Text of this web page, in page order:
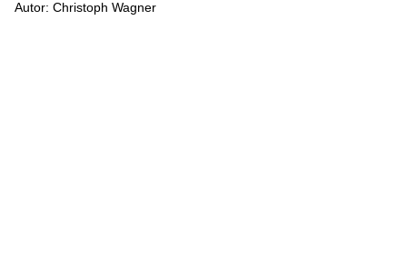
Autor: Christoph Wagner